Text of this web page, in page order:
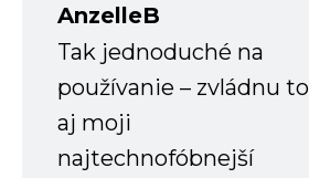
AnzelleB
Tak jednoduché na
používanie – zvládnu to
aj moji
najtechnofóbnejší